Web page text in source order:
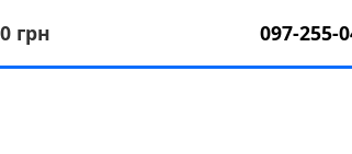
грн 097-255-